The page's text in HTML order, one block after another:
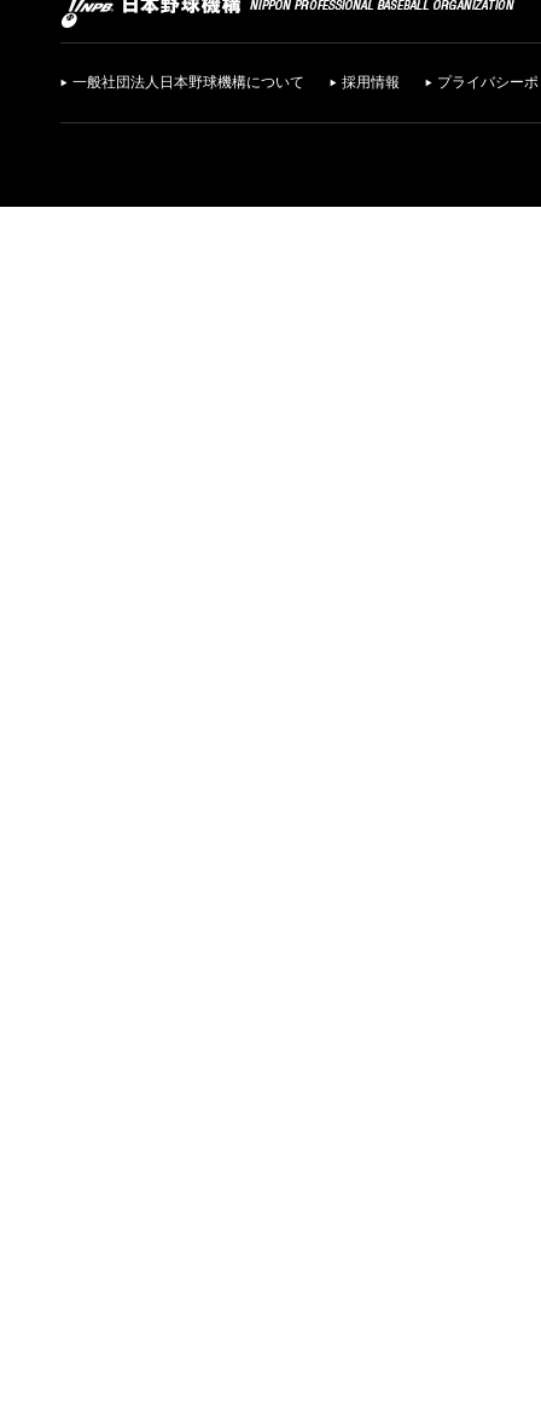
一般社団法人日本野球機構について 採用情報 プライバシー